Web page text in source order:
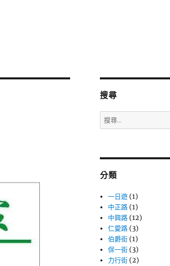
搜尋
搜
尋
字:
分類
一日遊 (1)
中正路 (1)
中興路 (12)
仁愛路 (3)
伯爵街 (1)
保一街 (3)
力行街 (2)